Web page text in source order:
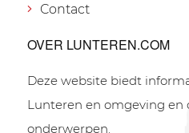
Contact
OVER LUNTEREN.COM
Deze website biedt
Lunteren en omgeving en
onderwerpen.